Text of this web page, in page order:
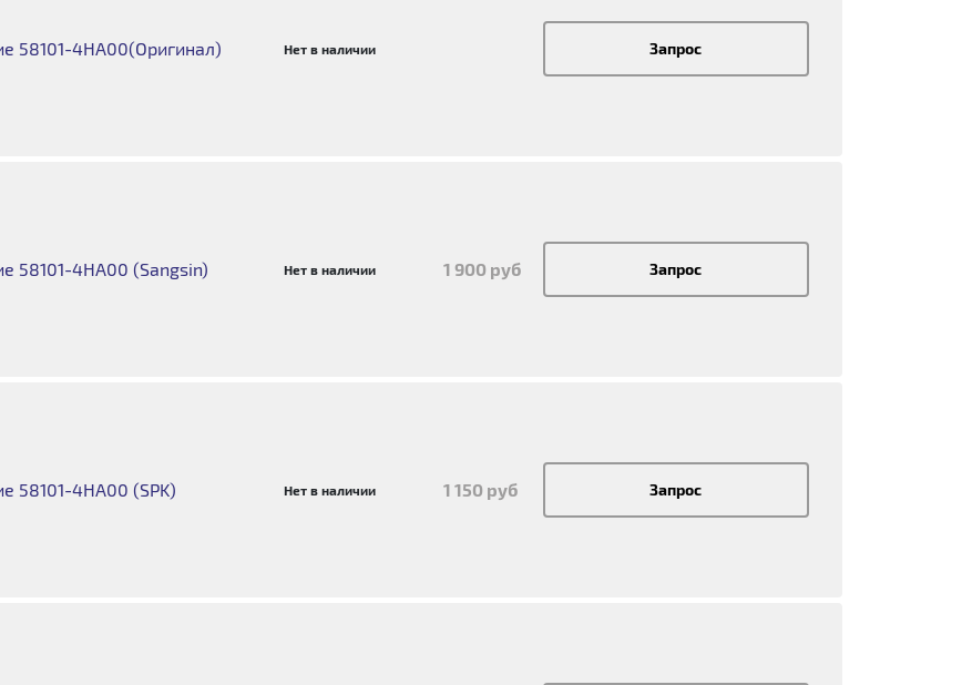
58101-4HA00(Оригинал) Нет в наличии Запрос
58101-4HA00 (Sangsin) Нет в наличии 1 900 руб Запрос
58101-4HA00 (SPK) Нет в наличии 1 150 руб Запрос